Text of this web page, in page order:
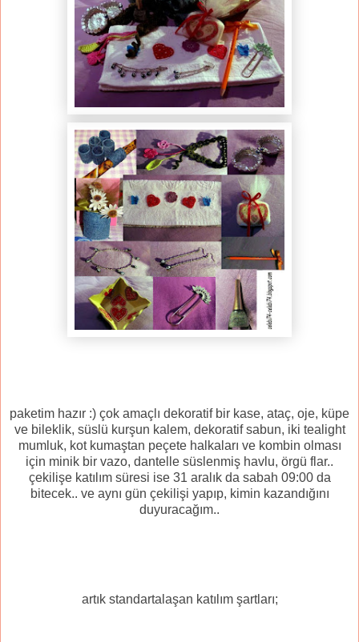
paketim hazır :) çok amaçlı dekoratif bir kase, ataç, oje, küpe
ve bileklik, süslü kurşun kalem, dekoratif sabun, iki tealight
mumluk, kot kumaştan peçete halkaları ve kombin olması
için minik bir vazo, dantelle süslenmiş havlu, örgü flar..
çekilişe katılım süresi ise 31 aralık da sabah 09:00 da
bitecek.. ve aynı gün çekilişi yapıp, kimin kazandığını
duyuracağım..
artık standartalaşan katılım şartları;